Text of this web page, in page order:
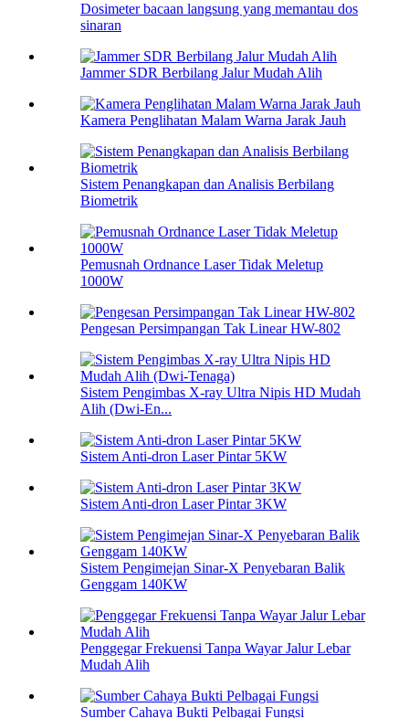
Dosimeter bacaan langsung yang memantau dos
sinaran
Jammer SDR Berbilang Jalur Mudah Alih
Kamera Penglihatan Malam Warna Jarak Jauh
Sistem Penangkapan dan Analisis Berbilang
Biometrik
Pemusnah Ordnance Laser Tidak Meletup
1000W
Pengesan Persimpangan Tak Linear HW-802
Sistem Pengimbas X-ray Ultra Nipis HD Mudah
Alih (Dwi-En...
Sistem Anti-dron Laser Pintar 5KW
Sistem Anti-dron Laser Pintar 3KW
Sistem Pengimejan Sinar-X Penyebaran Balik
Genggam 140KW
Penggegar Frekuensi Tanpa Wayar Jalur Lebar
Mudah Alih
Sumber Cahaya Bukti Pelbagai Fungsi